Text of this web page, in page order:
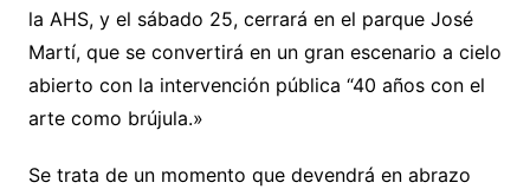
la AHS, y el sábado 25, cerrará en el parque José
Martí, que se convertirá en un gran escenario a cielo
abierto con la intervención pública “40 años con el
arte como brújula.»
Se trata de un momento que devendrá en abrazo